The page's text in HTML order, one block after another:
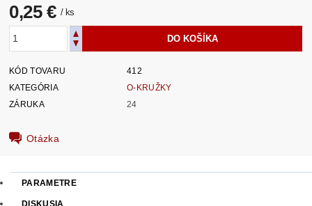
0,25 € / ks
KÓD TOVARU
412
KATEGÓRIA
O-KRUŽKY
ZÁRUKA
24
Otázka
PARAMETRE
DISKUSIA